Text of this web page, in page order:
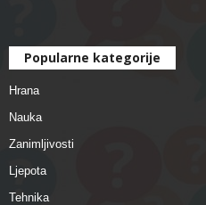
Popularne kategorije
Hrana
Nauka
Zanimljivosti
Ljepota
Tehnika